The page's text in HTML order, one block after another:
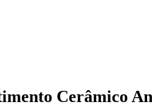
Cerâmico